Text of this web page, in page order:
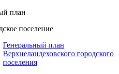
план
поселение
Генеральный план
Верхнеландеховского городского
поселения